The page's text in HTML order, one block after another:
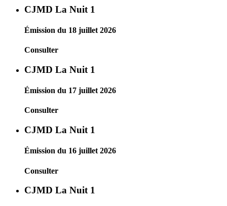
CJMD La Nuit 1
Émission du 18 juillet 2026
Consulter
CJMD La Nuit 1
Émission du 17 juillet 2026
Consulter
CJMD La Nuit 1
Émission du 16 juillet 2026
Consulter
CJMD La Nuit 1